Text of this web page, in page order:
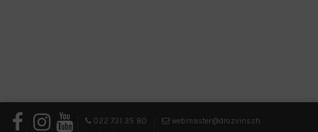
022 731 35 80
webmaster@drozvins.ch